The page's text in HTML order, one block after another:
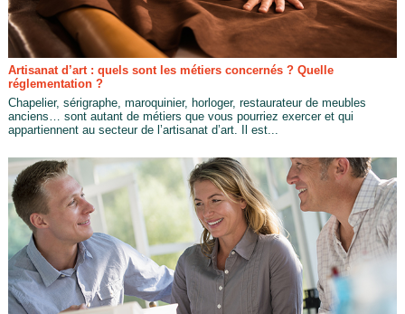
Artisanat d’art : quels sont les métiers concernés ? Quelle
réglementation ?
Chapelier, sérigraphe, maroquinier, horloger, restaurateur de meubles
anciens… sont autant de métiers que vous pourriez exercer et qui
appartiennent au secteur de l’artisanat d’art. Il est...